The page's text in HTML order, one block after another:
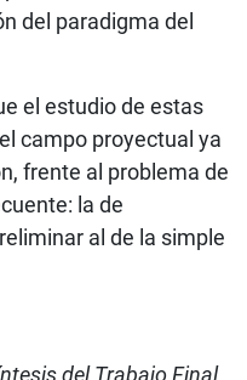
del paradigma del
el estudio de estas
campo proyectual ya
frente al problema de
la de
al de la simple
del Trabajo Final